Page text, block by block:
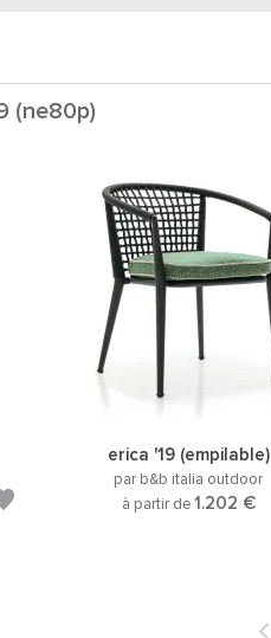
(ne80p)
erica '19 (empilable)
par b&b italia outdoor
à partir de 1.202 €